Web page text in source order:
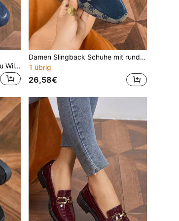
2025 Herbst Damen Mode Blau Wildleder Mule Schuhe, bequeme runde Zehenform geschlossene Zehe Slip-On Flache Sandalen
Damen Slingback Schuhe mit runder Zehenpartie, Metall Schnalle und Fersenriemen, flache Schuhe, niedriger Blockabsatz, bequeme Farbblock Mule Schuhe für Pendeln, Ballettschuhe, Party
1 übrig
26,58€